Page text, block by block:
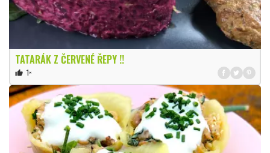
TATARÁK Z ČERVENÉ ŘEPY !!
thumb_up 1×